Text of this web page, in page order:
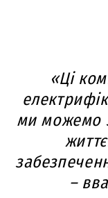
«Ці
ми можемо
–